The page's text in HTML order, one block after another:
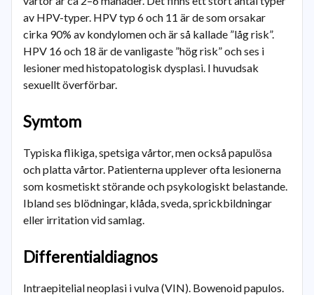
av HPV-typer. HPV typ 6 och 11 är de som orsakar
cirka 90% av kondylomen och är så kallade ”låg risk”.
HPV 16 och 18 är de vanligaste ”hög risk” och ses i
lesioner med histopatologisk dysplasi. I huvudsak
sexuellt överförbar.
Symtom
Typiska flikiga, spetsiga vårtor, men också papulösa
och platta vårtor. Patienterna upplever ofta lesionerna
som kosmetiskt störande och psykologiskt belastande.
Ibland ses blödningar, klåda, sveda, sprickbildningar
eller irritation vid samlag.
Differentialdiagnos
Intraepitelial neoplasi i vulva (VIN). Bowenoid papulos.